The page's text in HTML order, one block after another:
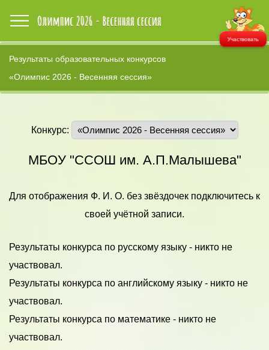
Участвовать
Результаты образовательных конкурсов
«Олимпис 2026 - Весенняя сессия»
Конкурс:
МБОУ "ССОШ им. А.П.Малышева"
Для отображения Ф. И. О. без звёздочек подключитесь к
своей учётной записи.
Результаты конкурса по русскому языку - никто не
участвовал.
Результаты конкурса по английскому языку - никто не
участвовал.
Результаты конкурса по математике - никто не
участвовал.